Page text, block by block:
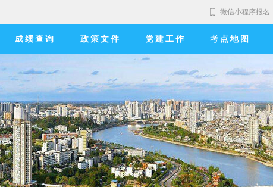
微信小程序报名
成绩查询 政策文件 党建工作 考点地图